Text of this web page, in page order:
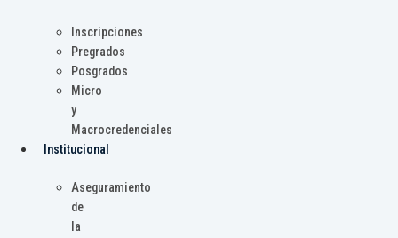
Inscripciones
Pregrados
Posgrados
Micro
y
Macrocredenciales
Institucional
Aseguramiento
de
la